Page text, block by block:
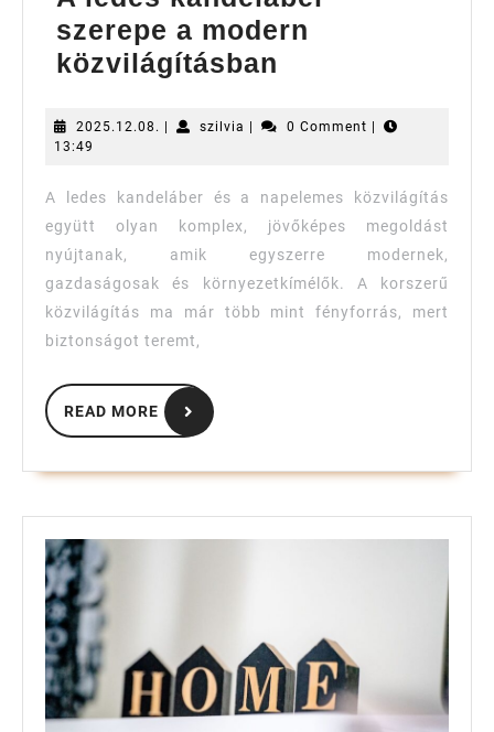
szerepe a modern
közvilágításban
kandeláber
a
modern
2025.12.08. 2025.12.08.
| szilvia szilvia
| 0 Comment |
13:49
A ledes kandeláber és a napelemes közvilágítás
együtt olyan komplex, jövőképes megoldást
nyújtanak, amik egyszerre modernek,
gazdaságosak és környezetkímélők. A korszerű
közvilágítás ma már több mint fényforrás, mert
biztonságot teremt,
READ MORE
READ
MORE